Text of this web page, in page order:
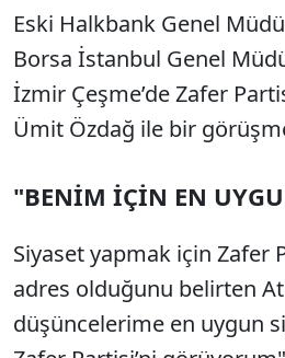
Eski Halkbank Genel
Borsa İstanbul Genel
İzmir Çeşme’de Zafer
Ümit Özdağ ile bir
"BENİM İÇİN EN
Siyaset yapmak için Zafer
adres olduğunu belirten
düşüncelerime en uygun